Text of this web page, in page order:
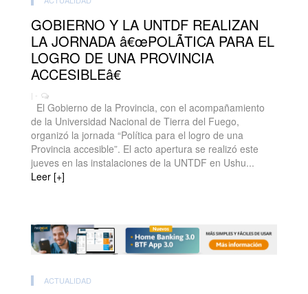
GOBIERNO Y LA UNTDF REALIZAN
LA JORNADA â€œPOLÃTICA PARA EL
LOGRO DE UNA PROVINCIA
ACCESIBLEâ€
| -
El Gobierno de la Provincia, con el acompañamiento
de la Universidad Nacional de Tierra del Fuego,
organizó la jornada “Política para el logro de una
Provincia accesible”. El acto apertura se realizó este
jueves en las instalaciones de la UNTDF en Ushu...
Leer [+]
ACTUALIDAD